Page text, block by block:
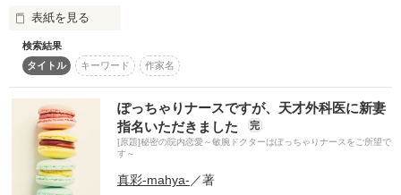
女に対して非情かつ無情だった。が、彼女はきく。感じる。
「うわぁ、可愛い。こんなに可愛いレディがおれの妻に？」
と。事故のショックで彼女は目覚めたのだ。特殊な力「真の
声」に。ヴィクターの言葉とは裏腹な真の声。そのお茶目で愛
くるしい言葉の数々、まっすぐで真摯な想いに、サエもいつし
うようになり……。一方、サエを離縁した皇帝と彼女の義姉
は、つぎつぎに不運に襲われて……。
※ハッピーエンド確約。ゆるゆるでご都合主義な設定、ご容赦
願います。
表紙を見る
私たちは許嫁。
家のために仕方なく結婚した。
お互いのため
いずれは離婚しましょう。
……え？
離婚したくない？？
検索結果
タイトル
キーワード 作家名
ぽっちゃりナースですが、天才外科医に新妻
指名いただきました
完
[原題]秘密の院内恋愛～敏腕ドクターはぽっちゃりナースをご所望で
す～
真彩-mahya- ／著